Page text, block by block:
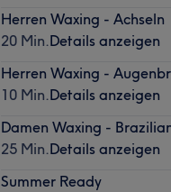
Herren Waxing - Achseln
20 Min.Details anzeigen
Herren Waxing -
10 Min.Details anzeigen
Damen Waxing -
25 Min.Details anzeigen
Summer Ready